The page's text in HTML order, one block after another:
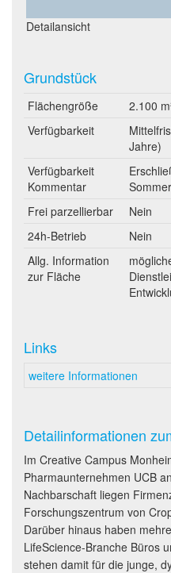
Detailansicht
Grundstück
Flächengröße
2.100
Verfügbarkeit
Jahre)
Verfügbarkeit
Kommentar
Frei parzellierbar
Nein
24h-Betrieb
Nein
Allg. Information
zur Fläche
Links
weitere Informationen
Detailinformationen
Im Creative Campus
Pharmaunternehmen UCB
Nachbarschaft liegen
Forschungszentrum von
Darüber hinaus haben
LifeScience-Branche Büros
stehen damit für die junge,